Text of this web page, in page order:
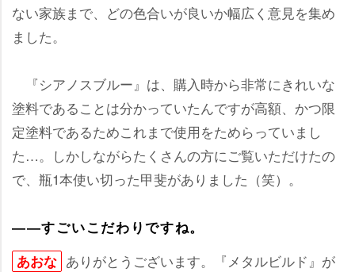
ない家族まで、どの色合いが良いか幅広く意見を集め
ました。
『シアノスブルー』は、購入時から非常にきれいな
塗料であることは分かっていたんですが高額、かつ限
定塗料であるためこれまで使用をためらっていまし
た…。しかしながらたくさんの方にご覧いただけたの
で、瓶1本使い切った甲斐がありました（笑）。
――すごいこだわりですね。
あおな ありがとうございます。『メタルビルド』が